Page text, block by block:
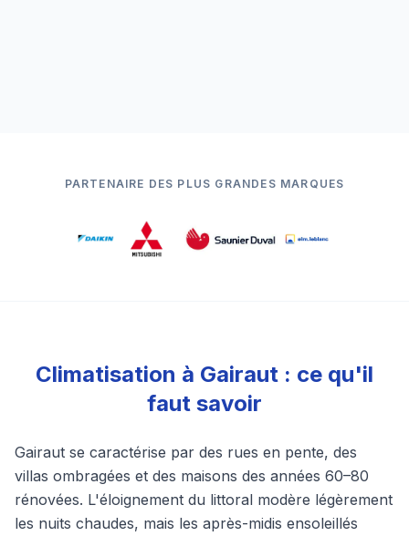
PARTENAIRE DES PLUS GRANDES MARQUES
Climatisation à Gairaut : ce qu'il
faut savoir
Gairaut se caractérise par des rues en pente, des
villas ombragées et des maisons des années 60–80
rénovées. L'éloignement du littoral modère légèrement
les nuits chaudes, mais les après-midis ensoleillés